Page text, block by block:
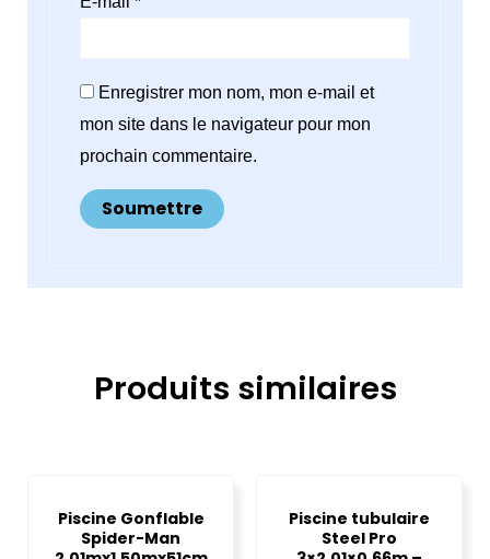
Enregistrer mon nom, mon e-mail et
mon site dans le navigateur pour mon
prochain commentaire.
Produits similaires
Piscine Gonflable
Spider-Man
prix
initial
était :
prix
actuel
est :
Piscine tubulaire
Steel Pro
initial
était :
actuel
est :